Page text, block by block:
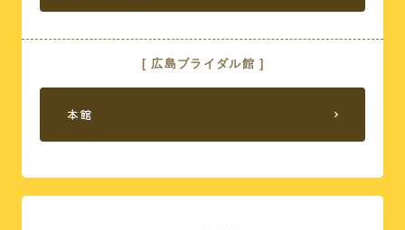
[ 広島ブライダル館 ]
本館